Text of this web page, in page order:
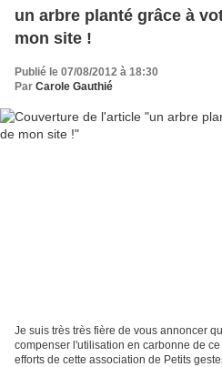
un arbre planté grâce à
mon site !
Publié le 07/08/2012 à 18:30
Par Carole Gauthié
Je suis très très fière de vous annoncer
compenser l'utilisation en carbonne de
efforts de cette association de Petits